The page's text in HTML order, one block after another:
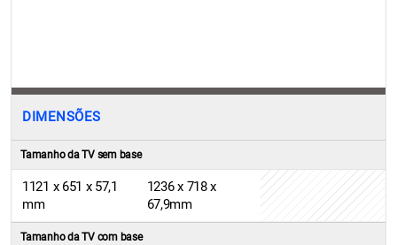
DIMENSÕES
Tamanho da TV sem base
1121 x 651 x 57,1
mm
1236 x 718 x
67,9mm
Tamanho da TV com base